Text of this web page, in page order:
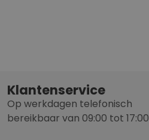
Klantenservice
Op werkdagen telefonisch
bereikbaar van 09:00 tot 17:00